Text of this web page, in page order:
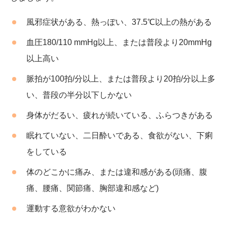
風邪症状がある、熱っぽい、37.5℃以上の熱がある
血圧180/110 mmHg以上、または普段より20mmHg
以上高い
脈拍が100拍/分以上、または普段より20拍/分以上多
い、普段の半分以下しかない
身体がだるい、疲れが続いている、ふらつきがある
眠れていない、二日酔いである、食欲がない、下痢
をしている
体のどこかに痛み、または違和感がある(頭痛、腹
痛、腰痛、関節痛、胸部違和感など)
運動する意欲がわかない